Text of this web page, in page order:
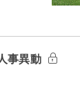
事異動